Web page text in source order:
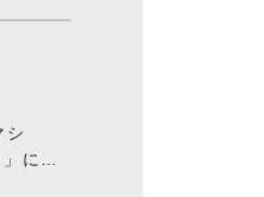
シ
に満